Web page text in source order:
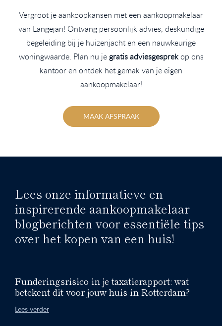
Vergroot je aankoopkansen met een aankoopmakelaar
van Langejan! Ontvang persoonlijk advies, deskundige
begeleiding bij je huizenjacht en een nauwkeurige
woningwaarde. Plan nu jegratis adviesgesprekop ons
kantoor en ontdek het gemak van je eigen
aankoopmakelaar!
MAAK AFSPRAAK
Lees onze informatieve en
inspirerende aankoopmakelaar
blogberichten voor essentiële tips
over het kopen van een huis!
Funderingsrisico in je taxatierapport: wat
betekent dit voor jouw huis in Rotterdam?
Lees verder